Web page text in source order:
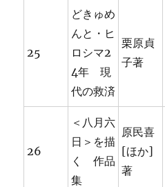
25
どきゅめ
んと・ヒ
ロシマ2
4年 現
代の救済
栗原貞
子著
26
＜八月六
日＞を描
く 作品
集
原民喜
[ほか]
著